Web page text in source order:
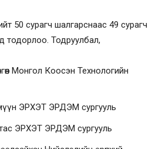
50 сурагч шалгарснаас 49 сурагч
тодорлоо. Тодруулбал,
Монгол Коосэн Технологийн
ЭРХЭТ ЭРДЭМ сургууль
ЭРХЭТ ЭРДЭМ сургууль